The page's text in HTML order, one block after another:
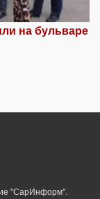
на бульваре
"СарИнформ".